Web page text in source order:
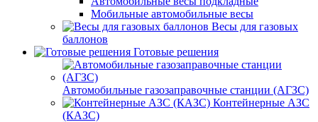
Мобильные автомобильные весы
Весы для газовых
баллонов
Готовые решения
Автомобильные газозаправочные станции (АГЗС)
Контейнерные АЗС
(КАЗС)